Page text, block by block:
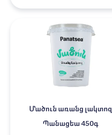
Մածուն առանց լակտոզ
Պանացեա 450գ